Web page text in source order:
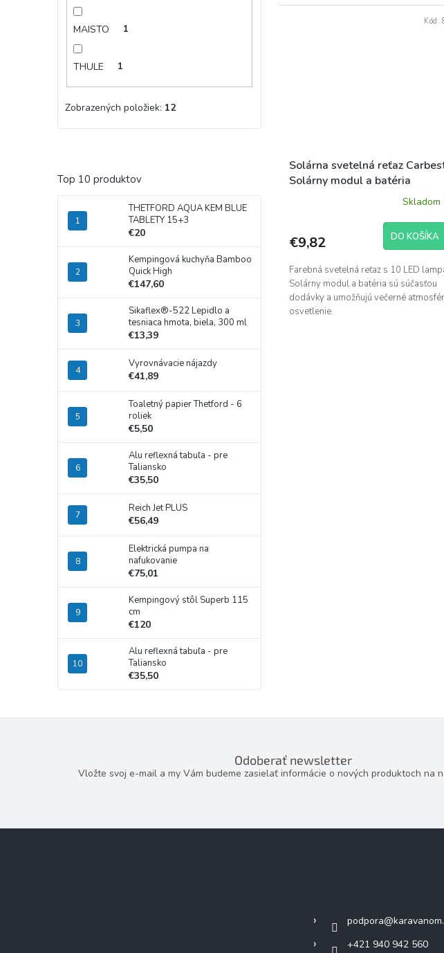
MAISTO 1
THULE 1
Zobrazených položiek: 12
Top 10 produktov
THETFORD AQUA KEM BLUE
TABLETY 15+3
€20
Kempingová kuchyňa Bamboo
Quick High
€147,60
Sikaflex®-522 Lepidlo a
tesniaca hmota, biela, 300 ml
€13,39
Vyrovnávacie nájazdy
€41,89
Toaletný papier Thetford - 6
roliek
€5,50
Alu reflexná tabuľa - pre
Taliansko
€35,50
Reich Jet PLUS
€56,49
Elektrická pumpa na
nafukovanie
€75,01
Kempingový stôl Superb 115
cm
€120
Alu reflexná tabuľa - pre
Taliansko
€35,50
Solárna svetelná reťaz
Solárny modul a batéria
Skladom
€9,82 DO KOŠÍKA
Farebná svetelná reťaz s 10 LED
Solárny modul a batéria sú súčasťou
dodávky a umožňujú večerné
osvetlenie.
Kód:
Odoberať newsletter
Vložte svoj e-mail a my Vám budeme zasielať informácie o nových produktoch na
podpora@
+421 940 942 560